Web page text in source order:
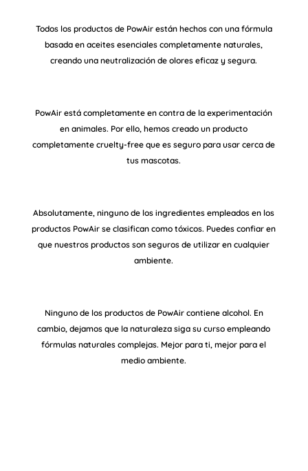
Todos los productos de PowAir están hechos con una fórmula
basada en aceites esenciales completamente naturales,
creando una neutralización de olores eficaz y segura.
PowAir está completamente en contra de la experimentación
en animales. Por ello, hemos creado un producto
completamente cruelty-free que es seguro para usar cerca de
tus mascotas.
Absolutamente, ninguno de los ingredientes empleados en los
productos PowAir se clasifican como tóxicos. Puedes confiar en
que nuestros productos son seguros de utilizar en cualquier
ambiente.
Ninguno de los productos de PowAir contiene alcohol. En
cambio, dejamos que la naturaleza siga su curso empleando
fórmulas naturales complejas. Mejor para ti, mejor para el
medio ambiente.